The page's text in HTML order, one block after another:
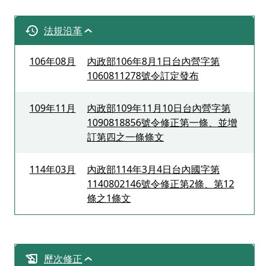
法規沿革
106年08月
內政部106年8月1日台內營字第
1060811278號令訂定發布
109年11月
內政部109年11月10日台內營字第
1090818856號令修正第一條、並增
訂第四之一條條文
114年03月
內政部114年3月4日台內國字第
1140802146號令修正第2條、第12
條之1條文
歷次修正